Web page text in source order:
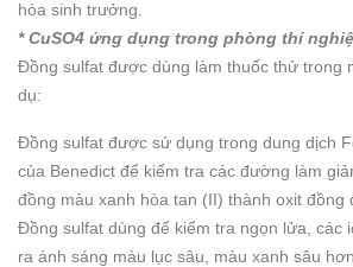
hòa sinh trưởng.
* CuSO4 ứng dụng trong phòng thí
Đồng sulfat được dùng làm thuốc thử trong
dụ:
Đồng sulfat được sử dụng trong dung dịch
của Benedict để kiểm tra các đường làm
đồng màu xanh hòa tan (II) thành oxit đồng
Đồng sulfat dùng để kiểm tra ngọn lửa, các
ra ánh sáng màu lục sâu, màu xanh sâu